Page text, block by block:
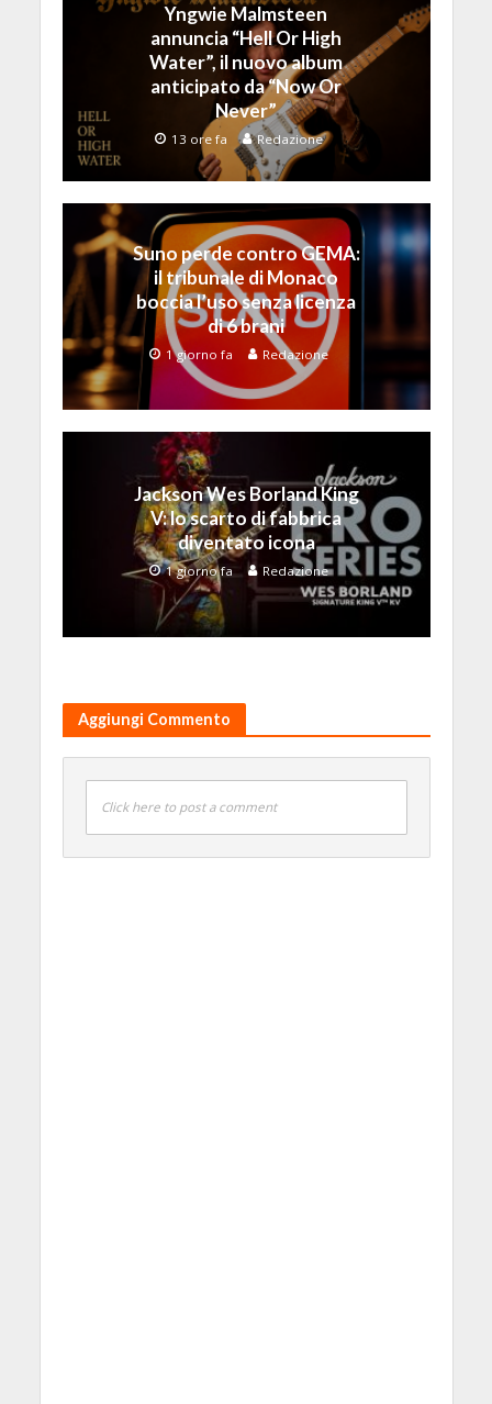
Yngwie Malmsteen
annuncia “Hell Or High
Water”, il nuovo album
anticipato da “Now Or
Never”
13 ore fa Redazione
Suno perde contro GEMA:
il tribunale di Monaco
boccia l’uso senza licenza
di 6 brani
1 giorno fa Redazione
Jackson Wes Borland King
V: lo scarto di fabbrica
diventato icona
1 giorno fa Redazione
Aggiungi Commento
Click here to post a comment